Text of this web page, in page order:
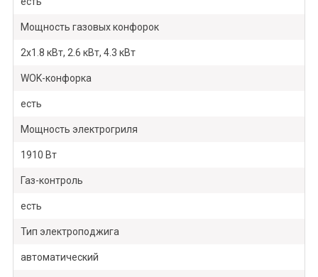
Мощность газовых конфорок
2х1.8 кВт, 2.6 кВт, 4.3 кВт
WOK-конфорка
есть
Мощность электрогриля
1910 Вт
Газ-контроль
есть
Тип электроподжига
автоматический